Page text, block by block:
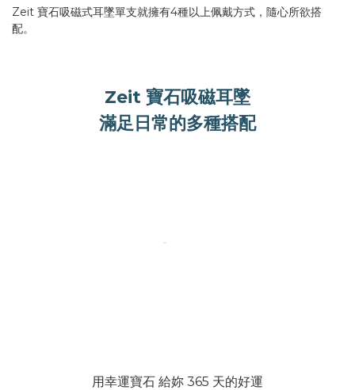
Zeit 寶石吸磁式耳墜單支就擁有4種以上佩戴方式，隨心所欲搭
配。
Zeit 寶石吸磁耳墜
滿足日常的多種搭配
用幸運寶石 給妳 365 天的好運